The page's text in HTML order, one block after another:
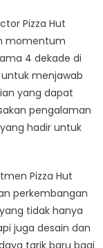
Pizza Hut
momentum
4 dekade di
menjawab
yang dapat
pengalaman
hadir untuk
Pizza Hut
perkembangan
tidak hanya
juga desain dan
tarik baru bagi